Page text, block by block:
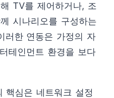
TV를 제어하거나, 조
시나리오를 구성하는
러한 연동은 가정의 자
테인먼트 환경을 보다
핵심은 네트워크 설정